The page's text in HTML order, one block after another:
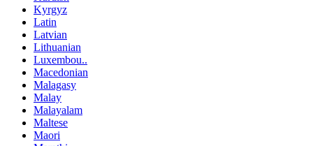
Kyrgyz
Latin
Latvian
Lithuanian
Luxembou..
Macedonian
Malagasy
Malay
Malayalam
Maltese
Maori